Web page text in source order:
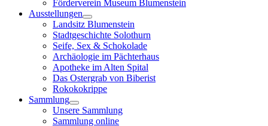
Förderverein Museum Blumenstein
Ausstellungen
Landsitz Blumenstein
Stadtgeschichte Solothurn
Seife, Sex & Schokolade
Archäologie im Pächterhaus
Apotheke im Alten Spital
Das Ostergrab von Biberist
Rokokokrippe
Sammlung
Unsere Sammlung
Sammlung online